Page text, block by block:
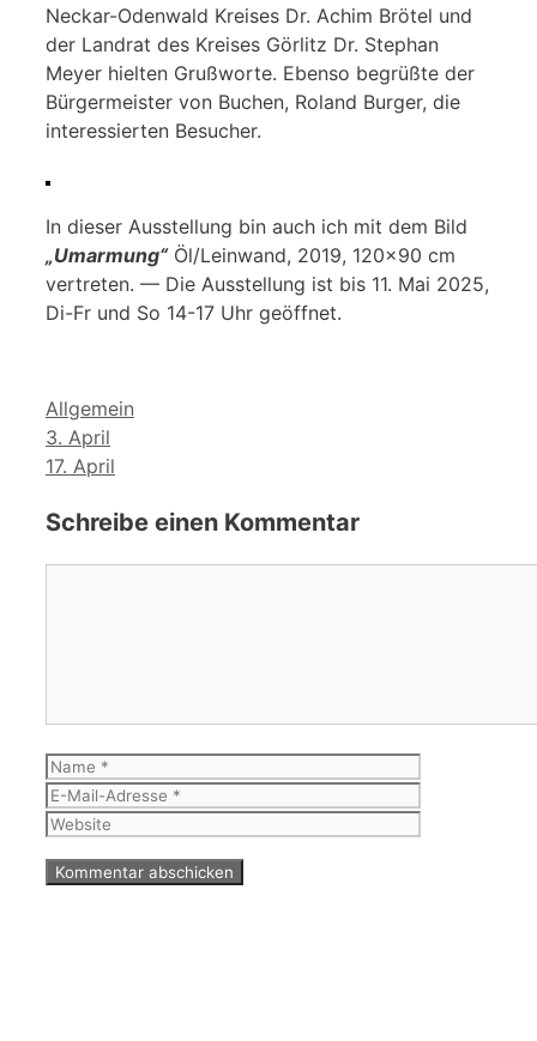
Neckar-Odenwald Kreises Dr. Achim Brötel und
der Landrat des Kreises Görlitz Dr. Stephan
Meyer hielten Grußworte. Ebenso begrüßte der
Bürgermeister von Buchen, Roland Burger, die
interessierten Besucher.
In dieser Ausstellung bin auch ich mit dem Bild
„Umarmung“Öl/Leinwand, 2019, 120×90 cm
vertreten. — Die Ausstellung ist bis 11. Mai 2025,
Di-Fr und So 14-17 Uhr geöffnet.
Kategorien
Allgemein
3. April
17. April
Schreibe einen Kommentar
Name